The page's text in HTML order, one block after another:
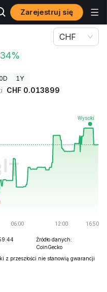
Zarejestruj się
CHF
1Y
CHF 0.013899
Źródło danych:
CoinGecko
z przeszłości nie stanowią gwarancji